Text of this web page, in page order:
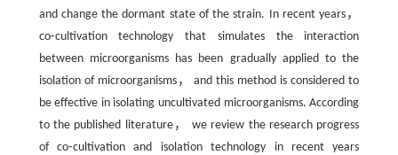
and change the dormant state of the strain. In recent years，
co⁃cultivation technology that simulates the interaction
between microorganisms has been gradually applied to the
isolation of microorganisms， and this method is considered to
be effective in isolating uncultivated microorganisms. According
to the published literature， we review the research progress
of co⁃cultivation and isolation technology in recent years